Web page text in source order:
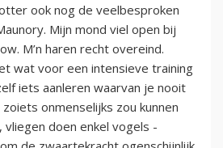
ook nog de veelbesproken
Mijn mond viel open bij
M’n haren recht overeind.
wat voor een intensieve training
iets aanleren waarvan je nooit
onmenselijks zou kunnen
doen enkel vogels -